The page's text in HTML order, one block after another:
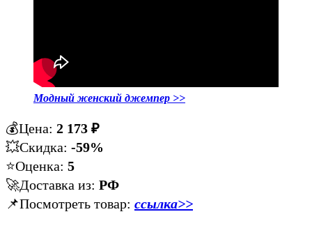
Модный женский джемпер >>
💰Цена: 2 173 ₽
💥Скидка: -59%
⭐️Оценка: 5
🚀Доставка из: РФ
📌Посмотреть товар: ссылка>>